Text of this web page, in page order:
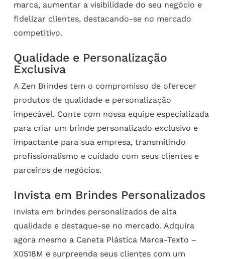
marca, aumentar a visibilidade do seu negócio e
fidelizar clientes, destacando-se no mercado
competitivo.
Qualidade e Personalização
Exclusiva
A Zen Brindes tem o compromisso de oferecer
produtos de qualidade e personalização
impecável. Conte com nossa equipe especializada
para criar um brinde personalizado exclusivo e
impactante para sua empresa, transmitindo
profissionalismo e cuidado com seus clientes e
parceiros de negócios.
Invista em Brindes Personalizados
Invista em brindes personalizados de alta
qualidade e destaque-se no mercado. Adquira
agora mesmo a Caneta Plástica Marca-Texto –
X0518M e surpreenda seus clientes com um